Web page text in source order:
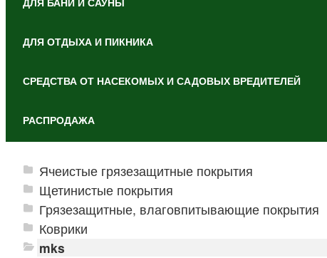
ДЛЯ ОТДЫХА И ПИКНИКА
СРЕДСТВА ОТ НАСЕКОМЫХ И САДОВЫХ ВРЕДИТЕЛЕЙ
РАСПРОДАЖА
Ячеистые грязезащитные покрытия
Щетинистые покрытия
Грязезащитные, влаговпитывающие покрытия
Коврики
mks